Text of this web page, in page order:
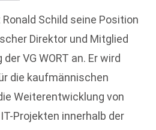
Schild seine Position
Direktor und Mitglied
VG WORT an. Er wird
die kaufmännischen
Weiterentwicklung von
Projekten innerhalb der